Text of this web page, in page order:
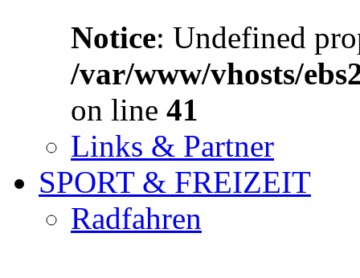
Notice: Undefined
/var/www/vhosts/
on line 41
Links & Partner
SPORT & FREIZEIT
Radfahren